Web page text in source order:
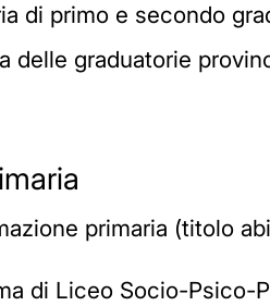
di primo e secondo
delle graduatorie
primaria (titolo
di Liceo Socio-